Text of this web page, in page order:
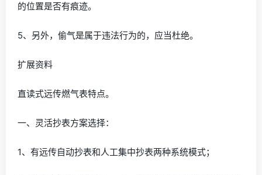
的位置是否有痕迹。
5、另外，偷气是属于违法行为的，应当杜绝。
扩展资料
直读式远传燃气表特点。
一、灵活抄表方案选择：
1、有远传自动抄表和人工集中抄表两种系统模式；